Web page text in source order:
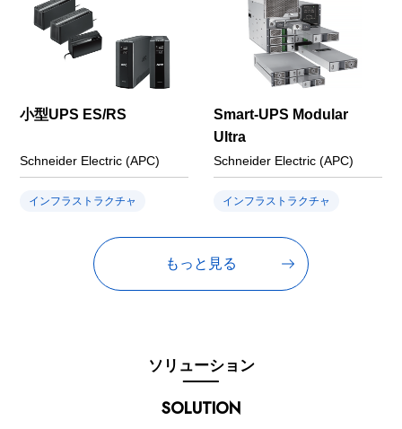
小型UPS ES/RS
Schneider Electric (APC)
インフラストラクチャ
Smart-UPS Modular
Ultra
Schneider Electric (APC)
インフラストラクチャ
もっと見る
SOLUTION
ソリューション